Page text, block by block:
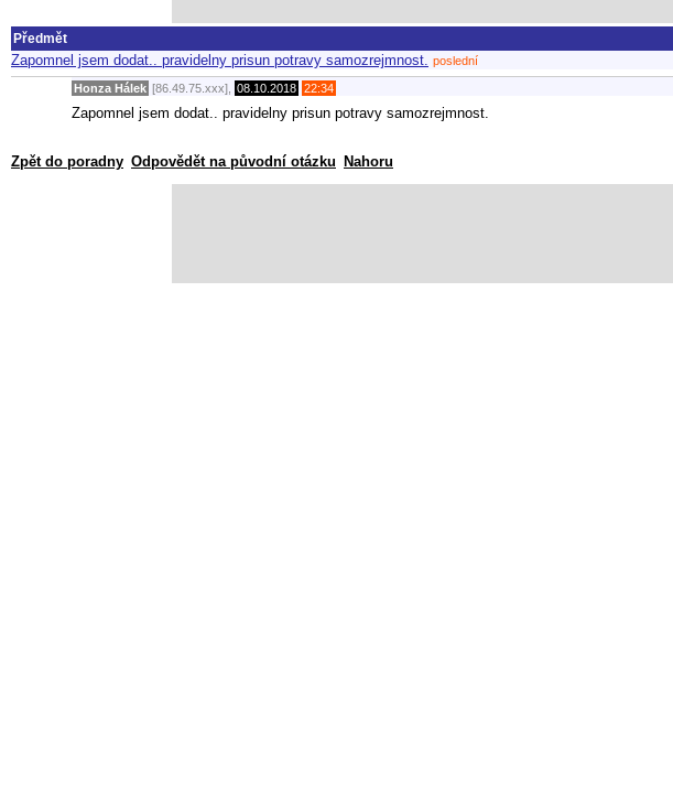
Předmět
Zapomnel jsem dodat.. pravidelny prisun potravy samozrejmnost. poslední
Honza Hálek [86.49.75.xxx], 08.10.2018 22:34
Zapomnel jsem dodat.. pravidelny prisun potravy samozrejmnost.
Zpět do poradny Odpovědět na původní otázku Nahoru